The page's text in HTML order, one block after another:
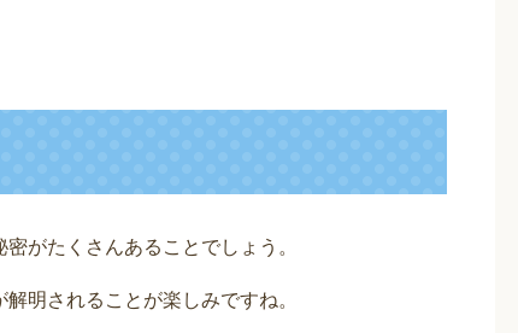
がたくさんあることでしょう。
明されることが楽しみですね。